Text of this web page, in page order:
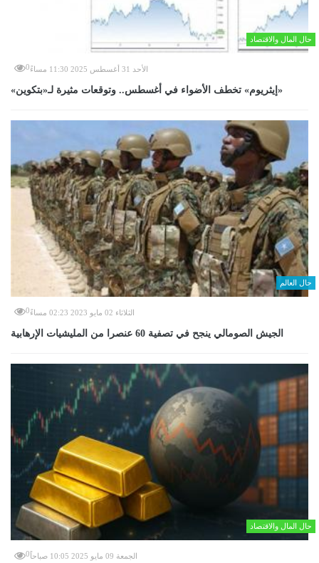
حال المال والاقتصاد
الأحد 31 أغسطس 2025 11:30 مساءً 0
«إيثريوم» تخطف الأضواء في أغسطس.. وتوقعات مثيرة لـ«بتكوين»
حال العالم
الثلاثاء 02 مايو 2023 02:23 مساءً 0
الجيش الصومالي ينجح في تصفية 60 عنصرا من المليشيات الإرهابية
حال المال والاقتصاد
الجمعة 09 مايو 2025 10:05 صباحاً 0